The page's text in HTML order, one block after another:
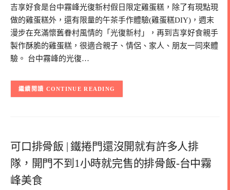
吉享好食是台中霧峰光復新村假日限定雞蛋糕，除了有現點現
做的雞蛋糕外，還有限量的午茶手作體驗(雞蛋糕DIY)，週末
漫步在充滿懷舊眷村風情的「光復新村」，再到吉享好食親手
製作酥脆的雞蛋糕，很適合親子、情侶、家人、朋友一同來體
驗。 台中霧峰的光復…
CONTINUE READING
可口排骨飯 | 鐵捲門還沒開就有許多人排
隊，開門不到1小時就完售的排骨飯-台中霧
峰美食